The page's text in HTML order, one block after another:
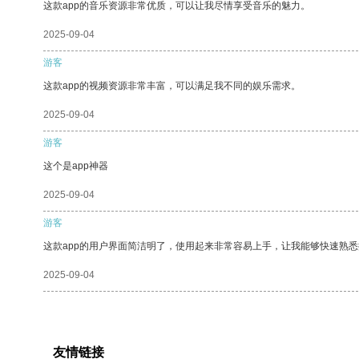
这款app的音乐资源非常优质，可以让我尽情享受音乐的魅力。
2025-09-04
游客
这款app的视频资源非常丰富，可以满足我不同的娱乐需求。
2025-09-04
游客
这个是app神器
2025-09-04
游客
这款app的用户界面简洁明了，使用起来非常容易上手，让我能够快速熟
2025-09-04
友情链接